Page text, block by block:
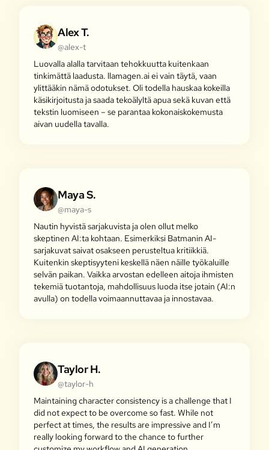
Alex T.
@alex-t
Luovalla alalla tarvitaan tehokkuutta kuitenkaan
tinkimättä laadusta. llamagen.ai ei vain täytä, vaan
ylittääkin nämä odotukset. Oli todella hauskaa kokeilla
käsikirjoitusta ja saada tekoälyltä apua sekä kuvan että
tekstin luomiseen – se parantaa kokonaiskokemusta
aivan uudella tavalla.
Maya S.
@maya-s
Nautin hyvistä sarjakuvista ja olen ollut melko
skeptinen AI:ta kohtaan. Esimerkiksi Batmanin AI-
sarjakuvat saivat osakseen perusteltua kritiikkiä.
Kuitenkin skeptisyyteni keskellä näen näille työkaluille
selvän paikan. Vaikka arvostan edelleen aitoja ihmisten
tekemiä tuotantoja, mahdollisuus luoda itse jotain (AI:n
avulla) on todella voimaannuttavaa ja innostavaa.
Taylor H.
@taylor-h
Maintaining character consistency is a challenge that I
did not expect to be overcome so fast. While not
perfect at times, the results are impressive and I’m
really looking forward to the chance to further